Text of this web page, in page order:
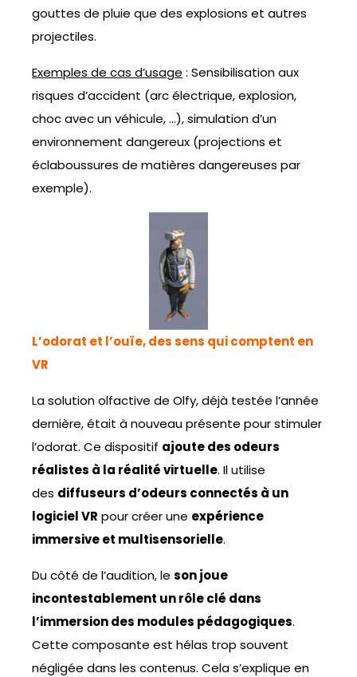
gouttes de pluie que des explosions et autres
projectiles.
Exemples de cas d’usage : Sensibilisation aux
risques d’accident (arc électrique, explosion,
choc avec un véhicule, …), simulation d’un
environnement dangereux (projections et
éclaboussures de matières dangereuses par
exemple).
L’odorat et l’ouïe, des sens qui comptent en
VR
La solution olfactive de Olfy, déjà testée l’année
dernière, était à nouveau présente pour stimuler
l’odorat. Ce dispositif ajoute des odeurs
réalistes à la réalité virtuelle. Il utilise
des diffuseurs d’odeurs connectés à un
logiciel VR pour créer une expérience
immersive et multisensorielle.
Du côté de l’audition, le son joue
incontestablement un rôle clé dans
l’immersion des modules pédagogiques.
Cette composante est hélas trop souvent
négligée dans les contenus. Cela s’explique en